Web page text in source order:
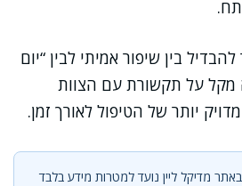
בין שיפור אמיתי לבין “יום
מקל על תקשורת עם הצוות
יותר של הטיפול לאורך זמן.
מדיקל ליין נועד למטרות מידע בלבד